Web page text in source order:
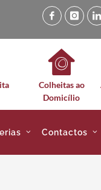
Colheitas ao
Domicílio
Contactos